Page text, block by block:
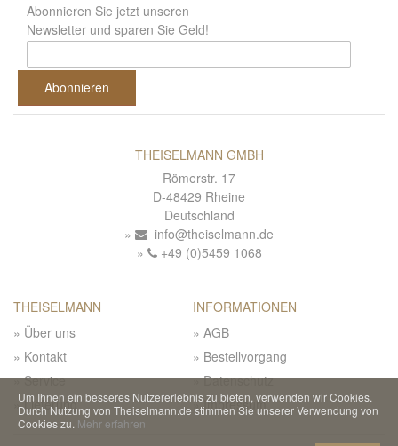
Abonnieren Sie jetzt unseren
Newsletter und sparen Sie Geld!
Abonnieren
THEISELMANN GMBH
Römerstr. 17
D-48429 Rheine
Deutschland
info@theiselmann.de
+49 (0)5459 1068
THEISELMANN
Über uns
Kontakt
Service
Lieferung
INFORMATIONEN
AGB
Bestellvorgang
Datenschutz
Impressum
Um Ihnen ein besseres Nutzererlebnis zu bieten, verwenden wir Cookies.
Durch Nutzung von Theiselmann.de stimmen Sie unserer Verwendung von
Cookies zu. Mehr erfahren